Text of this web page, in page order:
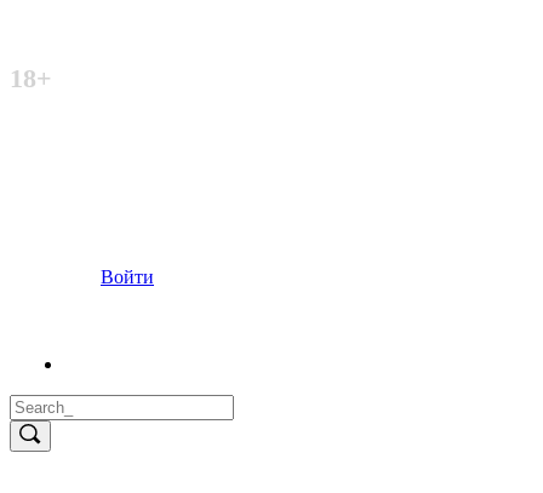
18+
Войти